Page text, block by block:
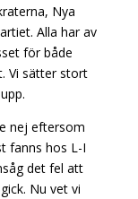
Nya
Alla har av
för både
Vi sätter stort
nej eftersom
fanns hos L-I
det fel att
Nu vet vi